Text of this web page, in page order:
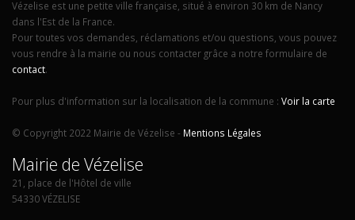
Vézelise est une petite ville française, situé à environ 30 km de Nancy
dans l'Est de la France.
Pour toutes vos demandes, réclamations et/ou questions, vous pouvez
vous rendre à la mairie ou nous contacter grâce a notre formulaire de
contact.
Pour plus d'information sur la localisation de la commune : Voir la carte
© Copyright 2022 Mairie de Vézelise - Mentions Légales
Mairie de Vézelise
21, place de l'Hôtel de ville
54330 VÉZELISE